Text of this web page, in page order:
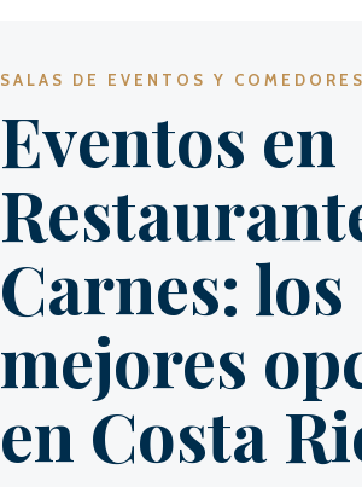
SALAS DE EVENTOS Y
Eventos en
Carnes: los
mejores
en Costa